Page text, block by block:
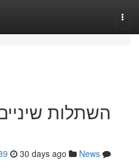
השתלות
30 days ago
News